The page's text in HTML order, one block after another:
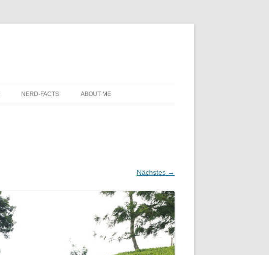
NERD-FACTS ABOUT ME
Nächstes →